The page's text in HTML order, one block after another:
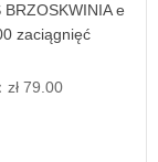
BRZOSKWINIA e
zaciągnięć
zł 79.00